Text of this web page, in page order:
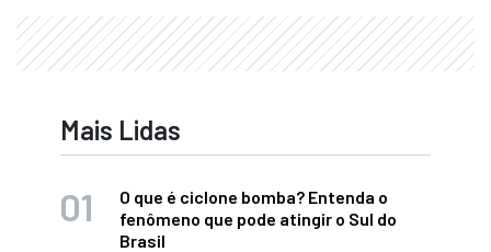
Mais Lidas
O que é ciclone bomba? Entenda o
fenômeno que pode atingir o Sul do
Brasil